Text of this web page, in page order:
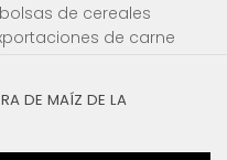
de cereales
de carne
DE MAÍZ DE LA